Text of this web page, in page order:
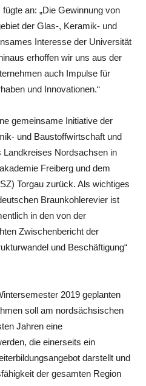
an: „Die Gewinnung von
der Glas-, Keramik- und
Interesse der Universität
erhoffen wir uns aus der
auch Impulse für
und Innovationen.“
gemeinsame Initiative der
und Baustoffwirtschaft und
Nordsachsen in
Freiberg und dem
Torgau zurück. Als wichtiges
Braunkohlerevier ist
in den von der
Zwischenbericht der
und Beschäftigung“
2019 geplanten
soll am nordsächsischen
Jahren eine
die einerseits ein
darstellt und
der gesamten Region